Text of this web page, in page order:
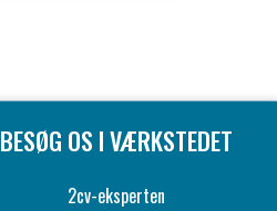
BESØG OS I VÆRKSTEDET
2cv-eksperten